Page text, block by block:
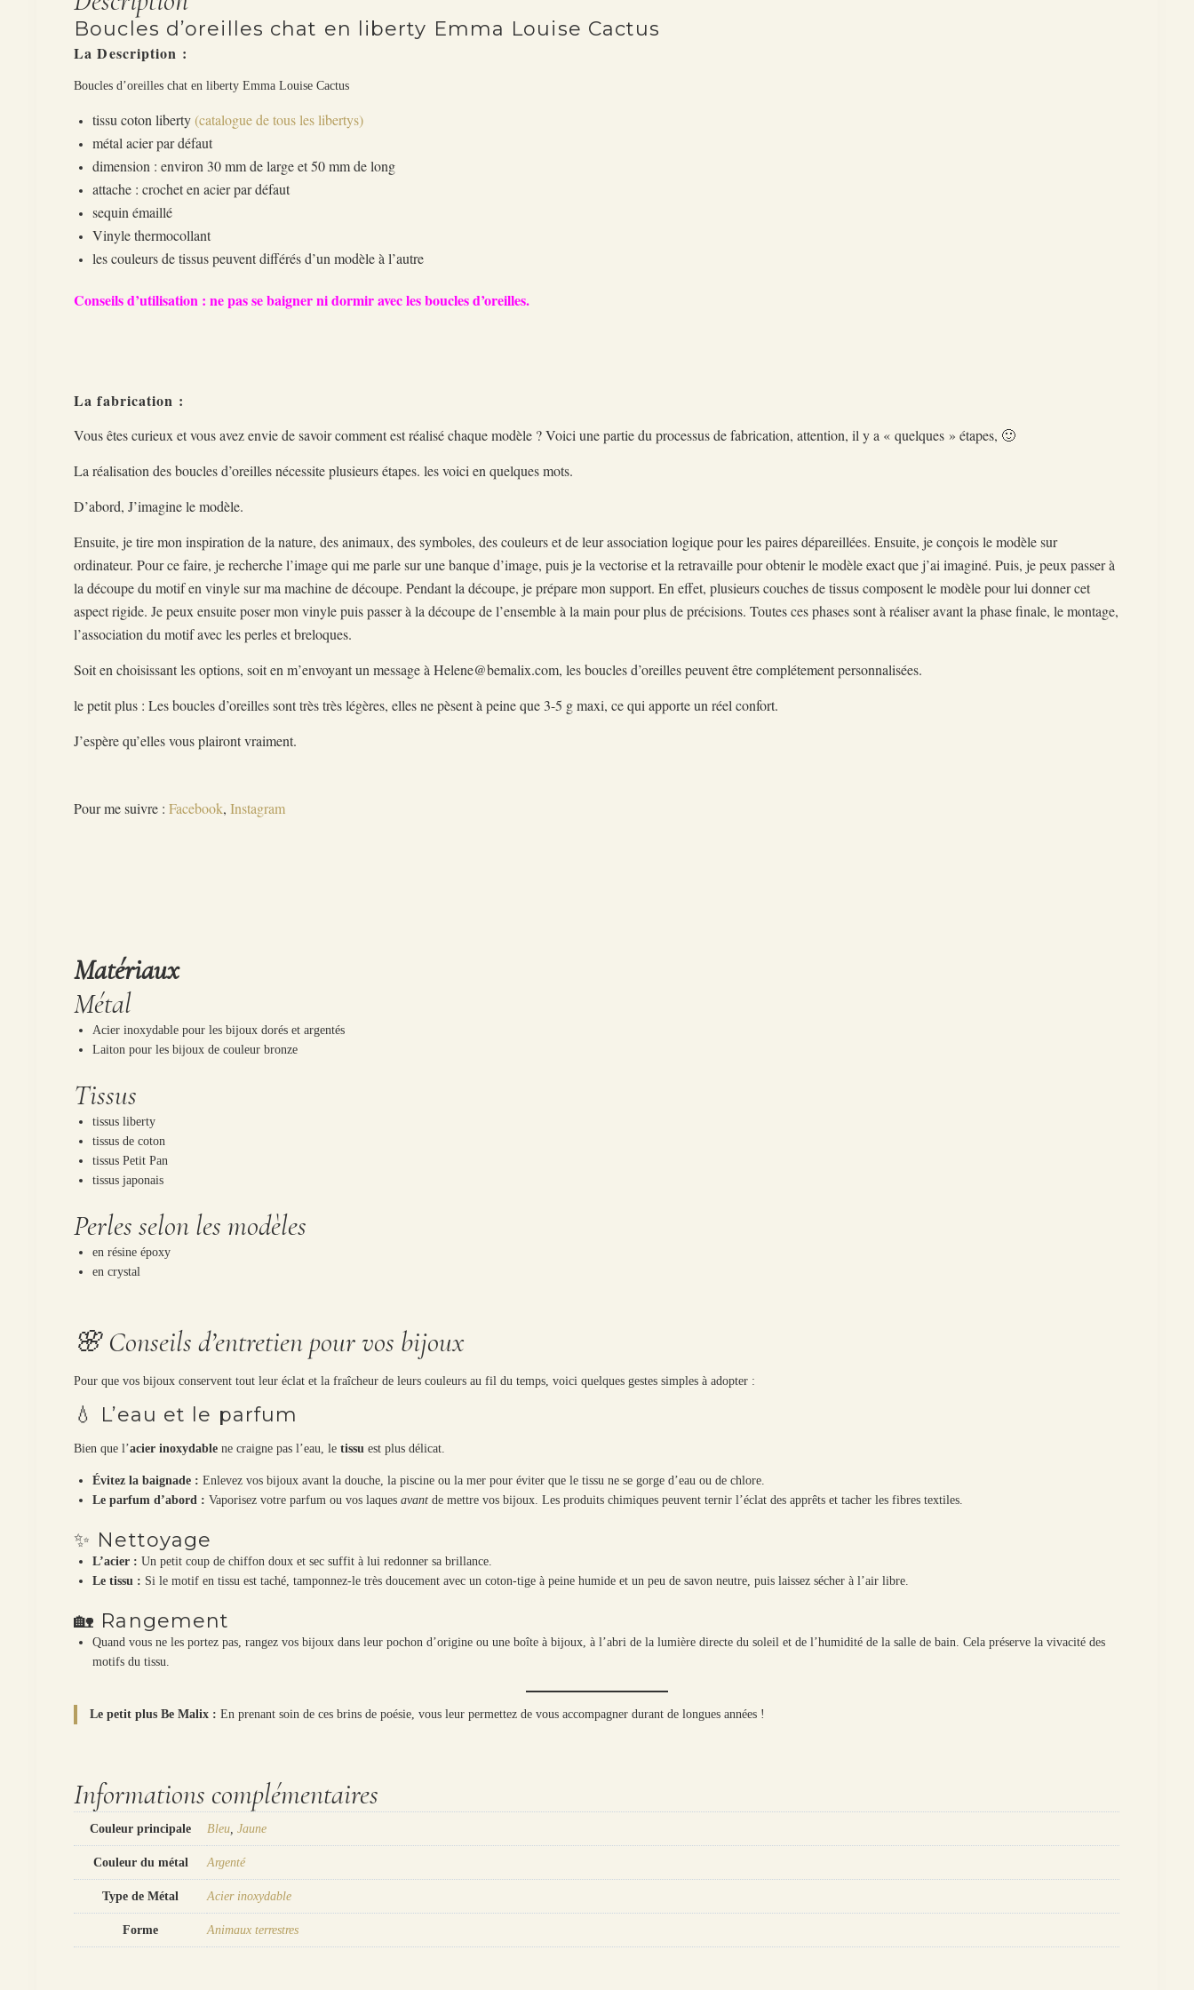
Boucles d’oreilles chat en liberty Emma Louise Cactus
La Description :
Boucles d’oreilles chat en liberty Emma Louise Cactus
tissu coton liberty (catalogue de tous les libertys)
métal acier par défaut
dimension : environ 30 mm de large et 50 mm de long
attache : crochet en acier par défaut
sequin émaillé
Vinyle thermocollant
les couleurs de tissus peuvent différés d’un modèle à l’autre
Conseils d’utilisation : ne pas se baigner ni dormir avec les boucles d’oreilles.
La fabrication :
Vous êtes curieux et vous avez envie de savoir comment est réalisé chaque modèle ? Voici une partie du processus de fabrication, attention, il y a « quelques » étapes, 🙂
La réalisation des boucles d’oreilles nécessite plusieurs étapes. les voici en quelques mots.
D’abord, J’imagine le modèle.
Ensuite, je tire mon inspiration de la nature, des animaux, des symboles, des couleurs et de leur association logique pour les paires dépareillées. Ensuite, je conçois le modèle sur
ordinateur. Pour ce faire, je recherche l’image qui me parle sur une banque d’image, puis je la vectorise et la retravaille pour obtenir le modèle exact que j’ai imaginé. Puis, je peux passer à
la découpe du motif en vinyle sur ma machine de découpe. Pendant la découpe, je prépare mon support. En effet, plusieurs couches de tissus composent le modèle pour lui donner cet
aspect rigide. Je peux ensuite poser mon vinyle puis passer à la découpe de l’ensemble à la main pour plus de précisions. Toutes ces phases sont à réaliser avant la phase finale, le montage,
l’association du motif avec les perles et breloques.
Soit en choisissant les options, soit en m’envoyant un message à Helene@bemalix.com, les boucles d’oreilles peuvent être complétement personnalisées.
le petit plus : Les boucles d’oreilles sont très très légères, elles ne pèsent à peine que 3-5 g maxi, ce qui apporte un réel confort.
J’espère qu’elles vous plairont vraiment.
Pour me suivre :Facebook,Instagram
Matériaux
Métal
Acier inoxydable pour les bijoux dorés et argentés
Laiton pour les bijoux de couleur bronze
Tissus
tissus liberty
tissus de coton
tissus Petit Pan
tissus japonais
Perles selon les modèles
en résine époxy
en crystal
🌸 Conseils d’entretien pour vos bijoux
Pour que vos bijoux conservent tout leur éclat et la fraîcheur de leurs couleurs au fil du temps, voici quelques gestes simples à adopter :
💧 L’eau et le parfum
Bien que l’acier inoxydable ne craigne pas l’eau, letissu est plus délicat.
Évitez la baignade : Enlevez vos bijoux avant la douche, la piscine ou la mer pour éviter que le tissu ne se gorge d’eau ou de chlore.
Le parfum d’abord : Vaporisez votre parfum ou vos laquesavant de mettre vos bijoux. Les produits chimiques peuvent ternir l’éclat des apprêts et tacher les fibres textiles.
✨ Nettoyage
L’acier : Un petit coup de chiffon doux et sec suffit à lui redonner sa brillance.
Le tissu : Si le motif en tissu est taché, tamponnez-le très doucement avec un coton-tige à peine humide et un peu de savon neutre, puis laissez sécher à l’air libre.
🏡 Rangement
Quand vous ne les portez pas, rangez vos bijoux dans leur pochon d’origine ou une boîte à bijoux, à l’abri de la lumière directe du soleil et de l’humidité de la salle de bain. Cela préserve la vivacité des
motifs du tissu.
Le petit plus Be Malix : En prenant soin de ces brins de poésie, vous leur permettez de vous accompagner durant de longues années !
Informations complémentaires
Couleur principale Bleu ,Jaune
Couleur du métal Argenté
Type de Métal Acier inoxydable
Forme Animaux terrestres